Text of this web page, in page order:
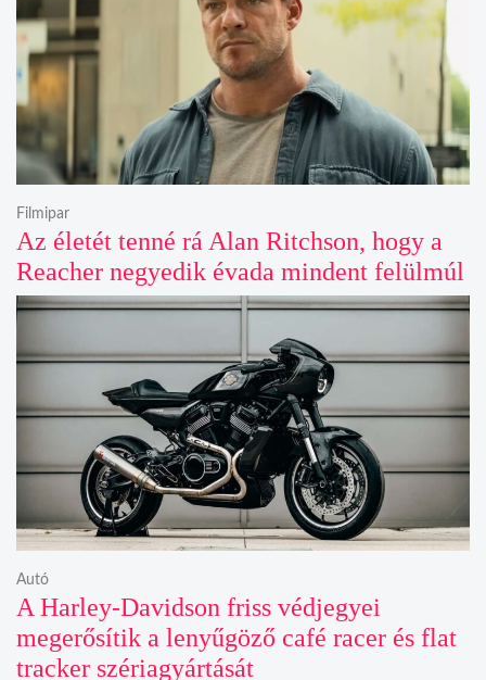
Az életét tenné rá Alan Ritchson, hogy a
Reacher negyedik évada mindent felülmúl
Filmipar
A Harley-Davidson friss védjegyei
megerősítik a lenyűgöző café racer és flat
tracker szériagyártását
Autó